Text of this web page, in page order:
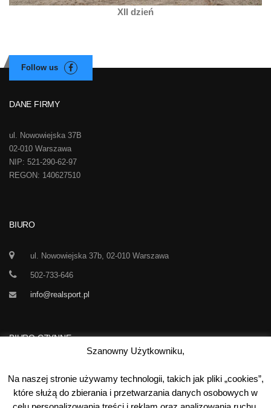
XII dzień
DANE FIRMY
ul. Nowowiejska 37B
02-010 Warszawa
NIP: 521-290-62-97
REGON: 140627510
BIURO
ul. Nowowiejska 37b, 02-010 Warszawa
502-733-646
info@realsport.pl
BIURO CZYNNE
7 dni w tygodniu
00
Szanowny Użytkowniku,
Na naszej stronie używamy technologii, takich jak pliki „cookies”,
które służą do zbierania i przetwarzania danych osobowych w